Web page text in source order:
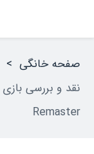
صفحه خانگی >
Remaster